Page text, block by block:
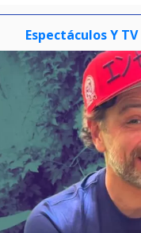
Espectáculos Y TV